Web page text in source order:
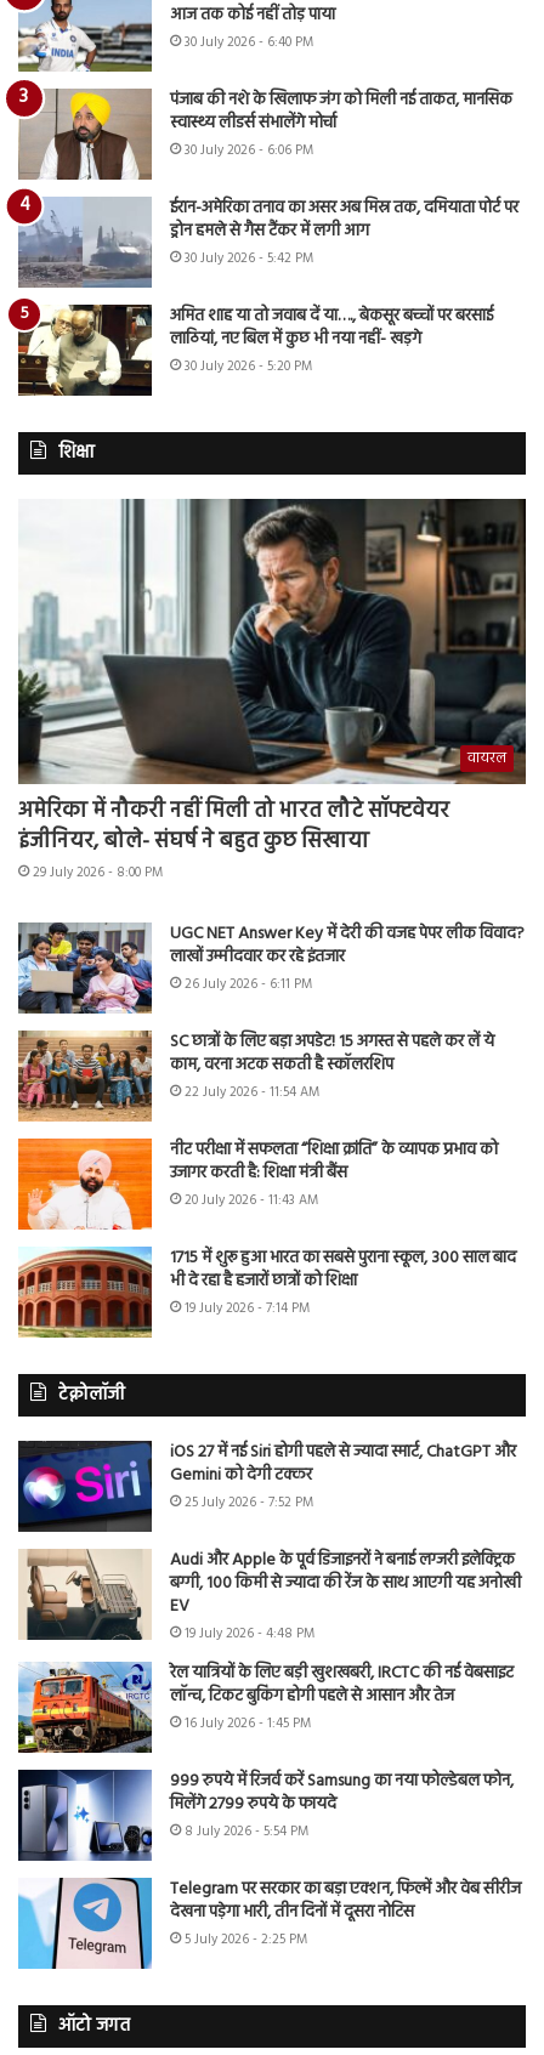
आज तक कोई नहीं तोड़ पाया
30 July 2026 - 6:40 PM
पंजाब की नशे के खिलाफ जंग को मिली नई ताकत, मानसिक
स्वास्थ्य लीडर्स संभालेंगे मोर्चा
30 July 2026 - 6:06 PM
ईरान-अमेरिका तनाव का असर अब मिस्र तक, दमियाता पोर्ट पर
ड्रोन हमले से गैस टैंकर में लगी आग
30 July 2026 - 5:42 PM
अमित शाह या तो जवाब दें या…., बेकसूर बच्चों पर बरसाई
लाठियां, नए बिल में कुछ भी नया नहीं- खड़गे
30 July 2026 - 5:20 PM
शिक्षा
वायरल
अमेरिका में नौकरी नहीं मिली तो भारत लौटे सॉफ्टवेयर
इंजीनियर, बोले- संघर्ष ने बहुत कुछ सिखाया
29 July 2026 - 8:00 PM
UGC NET Answer Key में देरी की वजह पेपर लीक विवाद?
लाखों उम्मीदवार कर रहे इंतजार
26 July 2026 - 6:11 PM
SC छात्रों के लिए बड़ा अपडेट! 15 अगस्त से पहले कर लें ये
काम, वरना अटक सकती है स्कॉलरशिप
22 July 2026 - 11:54 AM
नीट परीक्षा में सफलता “शिक्षा क्रांति” के व्यापक प्रभाव को
उजागर करती है: शिक्षा मंत्री बैंस
20 July 2026 - 11:43 AM
1715 में शुरू हुआ भारत का सबसे पुराना स्कूल, 300 साल बाद
भी दे रहा है हजारों छात्रों को शिक्षा
19 July 2026 - 7:14 PM
टेक्नोलॉजी
iOS 27 में नई Siri होगी पहले से ज्यादा स्मार्ट, ChatGPT और
Gemini को देगी टक्कर
25 July 2026 - 7:52 PM
Audi और Apple के पूर्व डिजाइनरों ने बनाई लग्जरी इलेक्ट्रिक
बग्गी, 100 किमी से ज्यादा की रेंज के साथ आएगी यह अनोखी
EV
19 July 2026 - 4:48 PM
रेल यात्रियों के लिए बड़ी खुशखबरी, IRCTC की नई वेबसाइट
लॉन्च, टिकट बुकिंग होगी पहले से आसान और तेज
16 July 2026 - 1:45 PM
999 रुपये में रिजर्व करें Samsung का नया फोल्डेबल फोन,
मिलेंगे 2799 रुपये के फायदे
8 July 2026 - 5:54 PM
Telegram पर सरकार का बड़ा एक्शन, फिल्में और वेब सीरीज
देखना पड़ेगा भारी, तीन दिनों में दूसरा नोटिस
5 July 2026 - 2:25 PM
ऑटो जगत